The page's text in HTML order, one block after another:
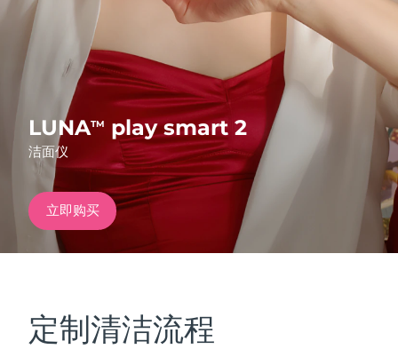
LUNATM play smart 2
洁面仪
立即购买
定制清洁流程
热门产品
特别优惠 畅销产品
红光疗法
西班牙 预计送达日期8/9/26
澳大利亚 预计送达日期 8/12/26
预计送达日期
德国 预计送达日期
加拿大
奥地利